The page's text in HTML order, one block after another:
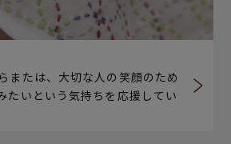
または、大切な人の笑顔のため
たいという気持ちを応援してい